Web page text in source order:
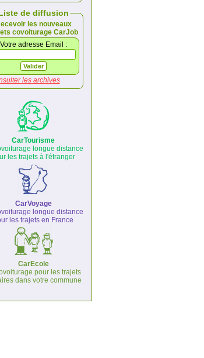
de diffusion
les nouveaux
covoiturage CarJob
Votre adresse Email :
les archives
CarTourisme
longue distance
les trajets à l'étranger
CarVoyage
longue distance
les trajets en France
CarEcole
pour les trajets
dans votre commune